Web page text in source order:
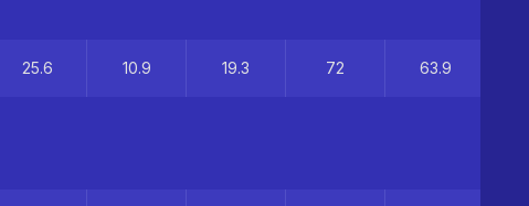
25.6 10.9 19.3 72 63.9